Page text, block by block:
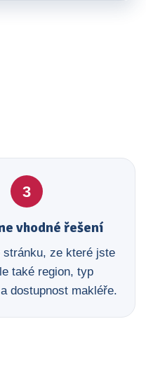
3
vhodné řešení
stránku, ze které jste
také region, typ
dostupnost makléře.